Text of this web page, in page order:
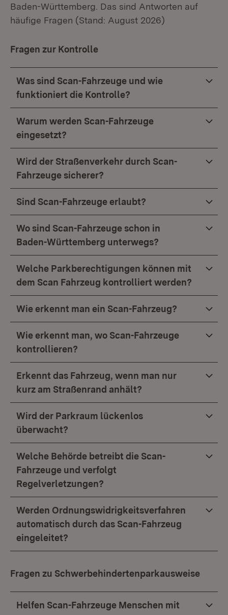
Baden-Württemberg. Das sind Antworten auf
häufige Fragen (Stand: August 2026)
Fragen zur Kontrolle
Was sind Scan-Fahrzeuge und wie
funktioniert die Kontrolle?
Warum werden Scan-Fahrzeuge
eingesetzt?
Wird der Straßenverkehr durch Scan-
Fahrzeuge sicherer?
Sind Scan-Fahrzeuge erlaubt?
Wo sind Scan-Fahrzeuge schon in
Baden-Württemberg unterwegs?
Welche Parkberechtigungen können mit
dem Scan Fahrzeug kontrolliert werden?
Wie erkennt man ein Scan-Fahrzeug?
Wie erkennt man, wo Scan-Fahrzeuge
kontrollieren?
Erkennt das Fahrzeug, wenn man nur
kurz am Straßenrand anhält?
Wird der Parkraum lückenlos
überwacht?
Welche Behörde betreibt die Scan-
Fahrzeuge und verfolgt
Regelverletzungen?
Werden Ordnungswidrigkeitsverfahren
automatisch durch das Scan-Fahrzeug
eingeleitet?
Fragen zu Schwerbehindertenparkausweise
Helfen Scan-Fahrzeuge Menschen mit